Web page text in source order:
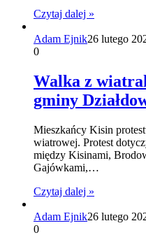
Czytaj dalej »
Adam Ejnik26 lutego
0
Walka z
gminy
Mieszkańcy Kisin
wiatrowej. Protest
między Kisinami,
Gajówkami,…
Czytaj dalej »
Adam Ejnik26 lutego
0